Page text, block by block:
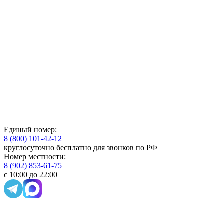
Единый номер:
8 (800) 101-42-12
круглосуточно бесплатно для звонков по РФ
Номер местности:
8 (902) 853-61-75
с 10:00 до 22:00